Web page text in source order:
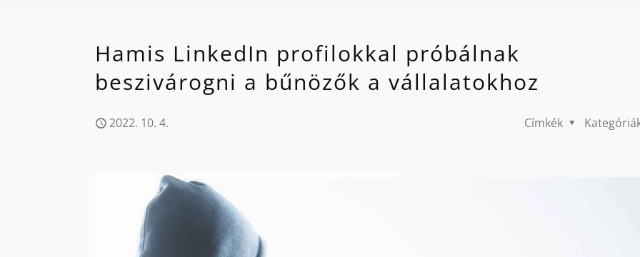
Hamis LinkedIn profilokkal próbálnak
beszivárogni a bűnözők a vállalatokhoz
2022. 10. 4. Címkék